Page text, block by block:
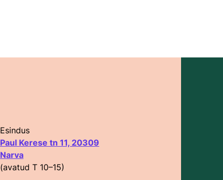
Esindus
Paul Kerese tn 11, 20309
Narva
(avatud T 10–15)